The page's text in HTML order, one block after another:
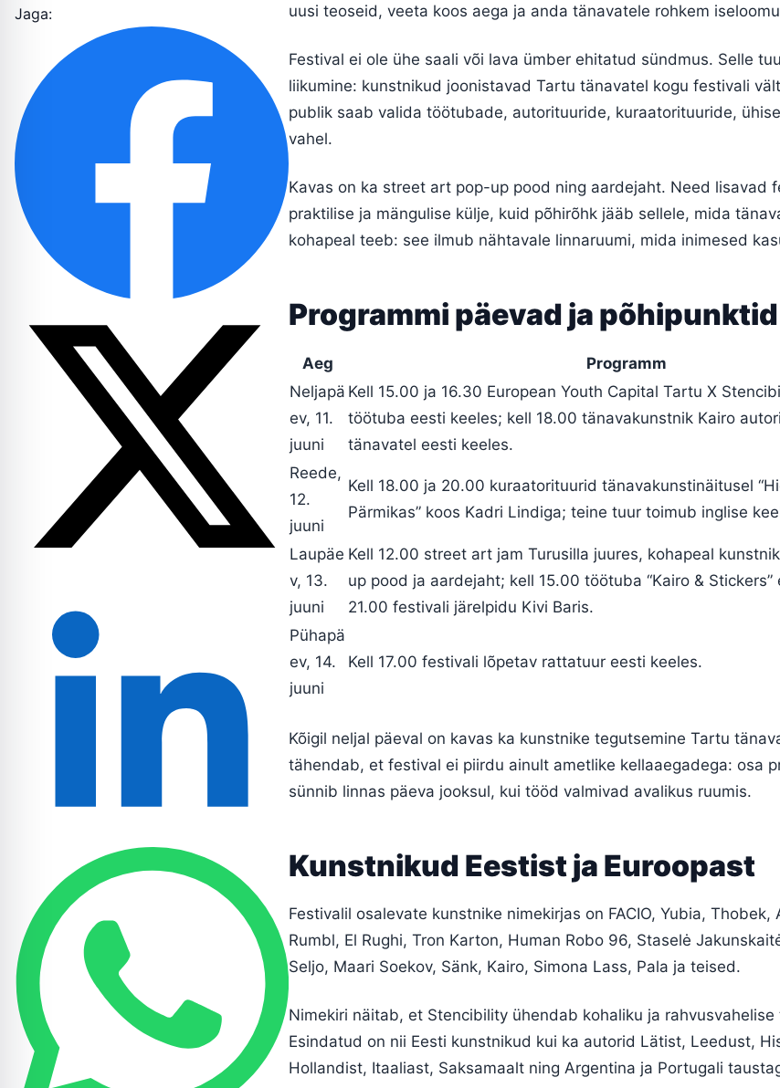
Jaga:
uusi teoseid, veeta koos aega ja anda tänavatele rohkem
Festival ei ole ühe saali või lava ümber ehitatud sündmus. Selle
liikumine: kunstnikud joonistavad Tartu tänavatel kogu festivali
publik saab valida töötubade, autorituuride, kuraatorituuride,
vahel.
Kavas on ka street art pop-up pood ning aardejaht. Need lisavad
praktilise ja mängulise külje, kuid põhirõhk jääb sellele, mida
kohapeal teeb: see ilmub nähtavale linnaruumi, mida inimesed
Programmi päevad ja põhipunktid
Aeg
Programm
Neljapä
ev, 11.
juuni
Kell 15.00 ja 16.30 European Youth Capital Tartu X
töötuba eesti keeles; kell 18.00 tänavakunstnik Kairo
tänavatel eesti keeles.
Reede,
12.
juuni
Kell 18.00 ja 20.00 kuraatorituurid tänavakunstinäitusel
Pärmikas” koos Kadri Lindiga; teine tuur toimub inglise
Laupäe
v, 13.
juuni
Kell 12.00 street art jam Turusilla juures, kohapeal
up pood ja aardejaht; kell 15.00 töötuba “Kairo & Stickers”
21.00 festivali järelpidu Kivi Baris.
Pühapä
ev, 14.
juuni
Kell 17.00 festivali lõpetav rattatuur eesti keeles.
Kõigil neljal päeval on kavas ka kunstnike tegutsemine Tartu
tähendab, et festival ei piirdu ainult ametlike kellaaegadega: osa
sünnib linnas päeva jooksul, kui tööd valmivad avalikus ruumis.
Kunstnikud Eestist ja Euroopast
Festivalil osalevate kunstnike nimekirjas on FACIO, Yubia, Thobek,
Rumbl, El Rughi, Tron Karton, Human Robo 96, Staselė
Seljo, Maari Soekov, Sänk, Kairo, Simona Lass, Pala ja teised.
Nimekiri näitab, et Stencibility ühendab kohaliku ja rahvusvahelise
Esindatud on nii Eesti kunstnikud kui ka autorid Lätist, Leedust,
Hollandist, Itaaliast, Saksamaalt ning Argentina ja Portugali